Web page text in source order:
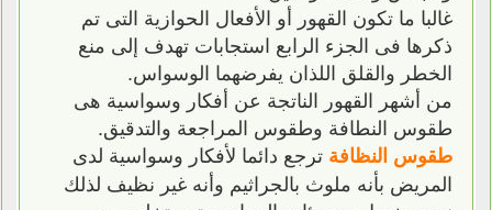
غالبا ما تكون القهور أو الأفعال الحوازية التى تم
ذكرها فى الجزء الرابع استجابات تهدف إلى منع
الخطر والقلق اللذان يفرضهما الوسواس.
من أشهر القهور الناتجة عن أفكار وسواسية هى
طقوس النطافة وطقوس المراجعة والتدقيق.
طقوس النظافة ترجع دائما لأفكار وسواسية لدى
المريض بأنه ملوث بالجراثيم وأنه غير نظيف لذلك